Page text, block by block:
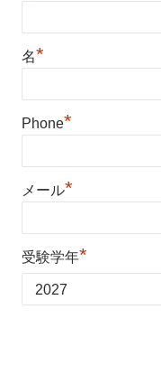
名*
Phone*
メール*
受験学年*